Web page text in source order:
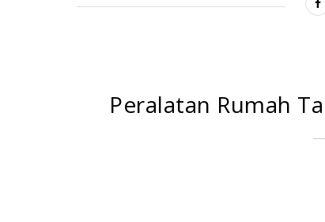
Peralatan Rumah